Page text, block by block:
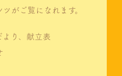
がご覧になれます。
より、献立表